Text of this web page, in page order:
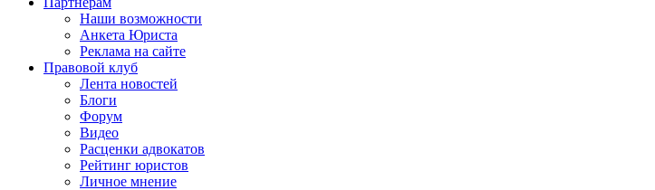
Наши возможности
Анкета Юриста
Реклама на сайте
Правовой клуб
Лента новостей
Блоги
Форум
Видео
Расценки адвокатов
Рейтинг юристов
Личное мнение